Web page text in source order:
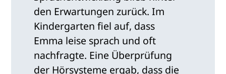
den Erwartungen zurück. Im
Kindergarten fiel auf, dass
Emma leise sprach und oft
nachfragte. Eine Überprüfung
der Hörsysteme ergab, dass die